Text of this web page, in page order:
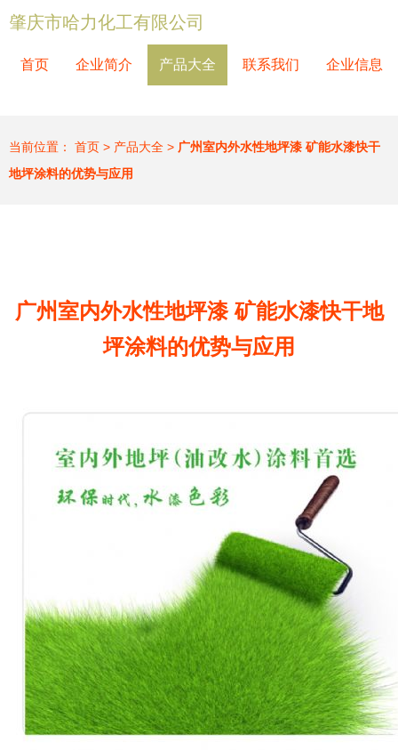
肇庆市哈力化工有限公司
首页 企业简介 产品大全 联系我们 企业信息
当前位置： 首页 > 产品大全 > 广州室内外水性地坪漆 矿能水漆快干
地坪涂料的优势与应用
广州室内外水性地坪漆 矿能水漆快干地
坪涂料的优势与应用